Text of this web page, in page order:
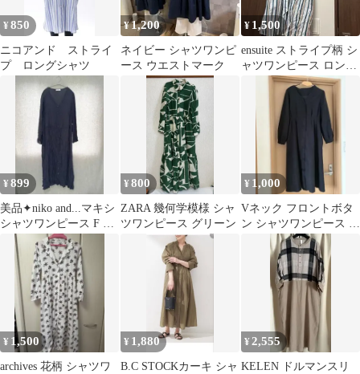
¥850
ニコアンド ストライ
プ ロングシャツ
¥1,200
ネイビー シャツワンピ
ース ウエストマーク
¥ 1,500
ensuite ストライプ柄 シ
ャツワンピース ロング
¥899
美品✦niko and...マキシ
シャツワンピース F ネ
イビー リボン付き
¥800
ZARA 幾何学模様 シャ
ツワンピース グリーン
¥ 1,000
Vネック フロントボタ
ン シャツワンピース ブ
ラック
¥ 1,500
archives 花柄 シャツワ
¥ 1,880
B.C STOCKカーキ シャ
¥ 2,555
KELEN ドルマンスリ